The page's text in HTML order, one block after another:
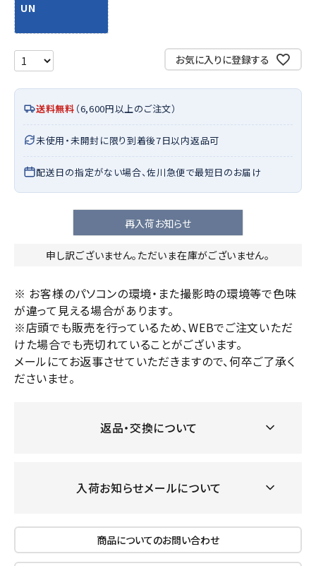
UN
お気に入りに登録する
送料無料 （6,600円以上のご注文）
未使用・未開封に限り到着後7日以内返品可
配送日の指定がない場合、佐川急便で最短日のお届け
再入荷お知らせ
申し訳ございません。ただいま在庫がございません。
※ お客様のパソコンの環境・また撮影時の環境等で色味
が違って見える場合があります。
※店頭でも販売を行っているため、WEBでご注文いただ
けた場合でも売切れていることがございます。
メールにてお返事させていただきますので、何卒ご了承く
ださいませ。
返品・交換について
入荷お知らせメールについて
商品についてのお問い合わせ